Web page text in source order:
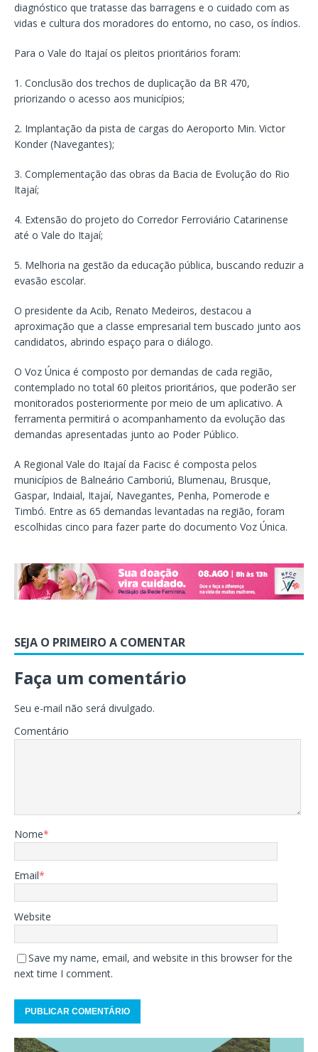
diagnóstico que tratasse das barragens e o cuidado com as
vidas e cultura dos moradores do entorno, no caso, os índios.
Para o Vale do Itajaí os pleitos prioritários foram:
1. Conclusão dos trechos de duplicação da BR 470,
priorizando o acesso aos municípios;
2. Implantação da pista de cargas do Aeroporto Min. Victor
Konder (Navegantes);
3. Complementação das obras da Bacia de Evolução do Rio
Itajaí;
4. Extensão do projeto do Corredor Ferroviário Catarinense
até o Vale do Itajaí;
5. Melhoria na gestão da educação pública, buscando reduzir a
evasão escolar.
O presidente da Acib, Renato Medeiros, destacou a
aproximação que a classe empresarial tem buscado junto aos
candidatos, abrindo espaço para o diálogo.
O Voz Única é composto por demandas de cada região,
contemplado no total 60 pleitos prioritários, que poderão ser
monitorados posteriormente por meio de um aplicativo. A
ferramenta permitirá o acompanhamento da evolução das
demandas apresentadas junto ao Poder Público.
A Regional Vale do Itajaí da Facisc é composta pelos
municípios de Balneário Camboriú, Blumenau, Brusque,
Gaspar, Indaial, Itajaí, Navegantes, Penha, Pomerode e
Timbó. Entre as 65 demandas levantadas na região, foram
escolhidas cinco para fazer parte do documento Voz Única.
SEJA O PRIMEIRO A COMENTAR
Faça um comentário
Seu e-mail não será divulgado.
Comentário
Nome*
Email*
Website
Save my name, email, and website in this browser for the
next time I comment.